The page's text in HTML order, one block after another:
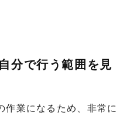
分で行う範囲を見
作業になるため、非常に